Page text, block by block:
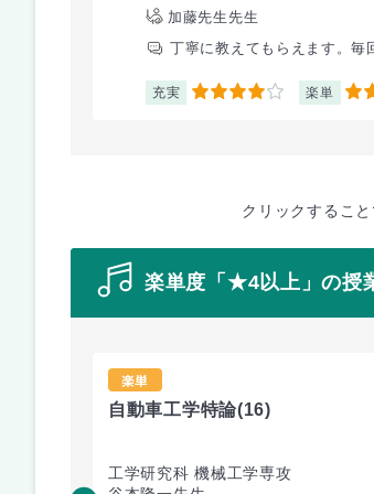
加藤先生先生
丁寧に教えてもらえます。毎
充実 4 楽単 5
クリックするこ
楽単度「★4以上」の授
楽単
自動車工学特論(16)
工学研究科 機械工学専攻